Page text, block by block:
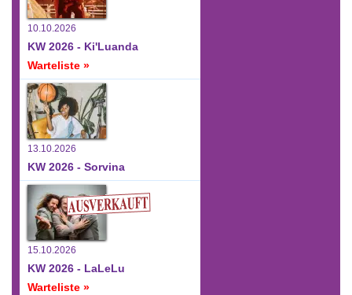
10.10.2026
KW 2026 - Ki'Luanda
Warteliste »
13.10.2026
KW 2026 - Sorvina
15.10.2026
KW 2026 - LaLeLu
Warteliste »